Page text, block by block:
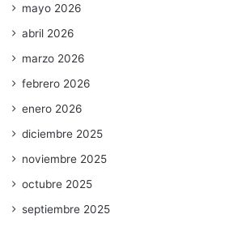
mayo 2026
abril 2026
marzo 2026
febrero 2026
enero 2026
diciembre 2025
noviembre 2025
octubre 2025
septiembre 2025